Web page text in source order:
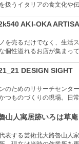
扱うイタリアの食文化や
ることもできます。
AKI-OKA
を売るだけでなく、生活
個性溢れるお店が集まっ
ョップもあり。
DESIGN SIGHT
のためのリサーチセンタ
つものづくりの現場。日
山人寓居跡いろは草庵
表する芸術北大路魯山人